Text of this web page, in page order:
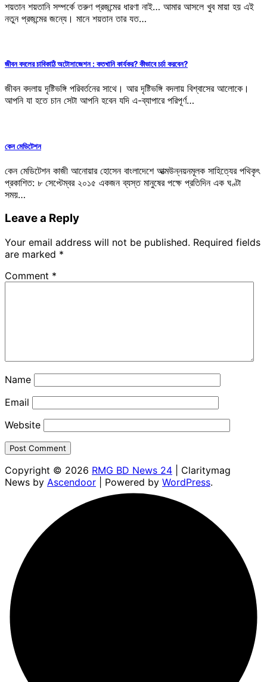
শয়তান শয়তানি সম্পর্কে তরুণ প্রজন্মের ধারণা নাই… আমার আসলে খুব মায়া হয় এই
নতুন প্রজন্মের জন্যে। মানে শয়তান তার যত…
জীবন বদলের চাবিকাঠি অটোসাজেশন : কতখানি কার্যকর? কীভাবে চর্চা করবেন?
জীবন বদলায় দৃষ্টিভঙ্গি পরিবর্তনের সাথে। আর দৃষ্টিভঙ্গি বদলায় বিশ্বাসের আলোকে।
আপনি যা হতে চান সেটা আপনি হবেন যদি এ-ব্যাপারে পরিপূর্ণ…
কেন মেডিটেশন
কেন মেডিটেশন কাজী আনোয়ার হোসেন বাংলাদেশে আত্মউন্নয়নমূলক সাহিত্যের পথিকৃৎ
প্রকাশিত: ৮ সেপ্টেম্বর ২০১৫ একজন ব্যস্ত মানুষের পক্ষে প্রতিদিন এক ঘণ্টা
সময়…
Leave a Reply
Your email address will not be published. Required fields
are marked *
Comment *
Name
Email
Website
Copyright © 2026 RMG BD News 24 | Claritymag
News by Ascendoor | Powered by WordPress.